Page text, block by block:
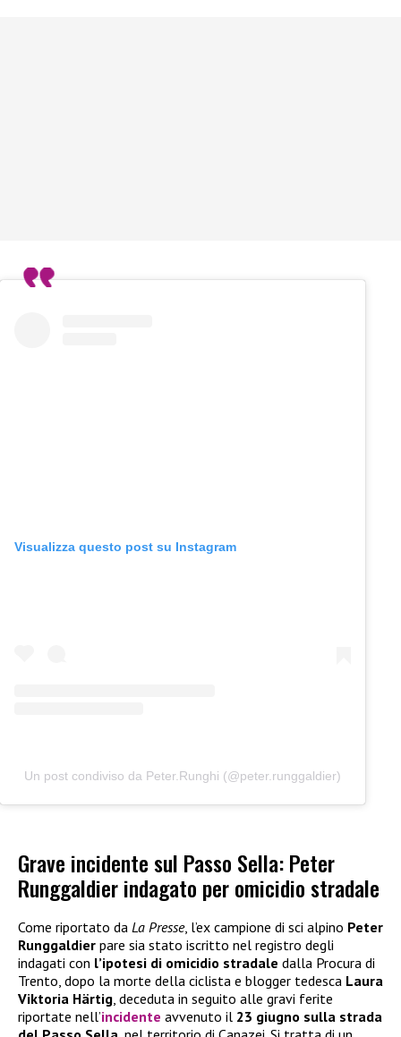
Visualizza questo post su Instagram
Un post condiviso da Peter.Runghi (@peter.runggaldier)
Grave incidente sul Passo Sella: Peter
Runggaldier indagato per omicidio stradale
Come riportato da La Presse, l’ex campione di sci alpino Peter
Runggaldier pare sia stato iscritto nel registro degli
indagati con l’ipotesi di omicidio stradale dalla Procura di
Trento, dopo la morte della ciclista e blogger tedesca Laura
Viktoria Härtig , deceduta in seguito alle gravi ferite
riportate nell’incidente avvenuto il 23 giugno sulla strada